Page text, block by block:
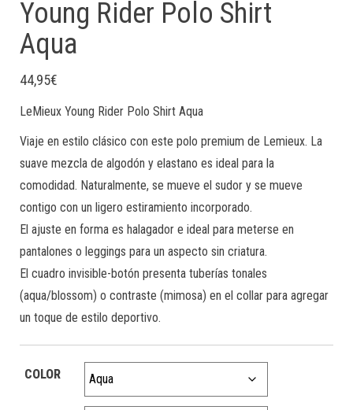
Young Rider Polo Shirt
Aqua
44,95€
LeMieux Young Rider Polo Shirt Aqua
Viaje en estilo clásico con este polo premium de Lemieux. La
suave mezcla de algodón y elastano es ideal para la
comodidad. Naturalmente, se mueve el sudor y se mueve
contigo con un ligero estiramiento incorporado.
El ajuste en forma es halagador e ideal para meterse en
pantalones o leggings para un aspecto sin criatura.
El cuadro invisible-botón presenta tuberías tonales
(aqua/blossom) o contraste (mimosa) en el collar para agregar
un toque de estilo deportivo.
COLOR